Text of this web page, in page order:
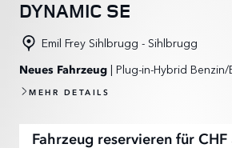
DYNAMIC SE
Emil Frey Sihlbrugg - Sihlbrugg
Neues Fahrzeug | Plug-in-Hybrid Benzin/
MEHR DETAILS
Fahrzeug reservieren für CHF